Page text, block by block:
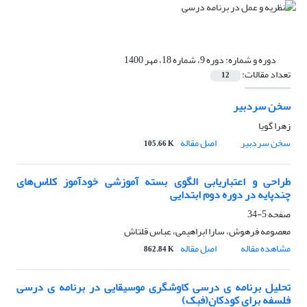
دوره و شماره:دوره 9، شماره 18، مهر 1400
تعداد مقالات: 12
سخن سردبیر
زهرا گویا
سخن سردبیر
اصل مقاله 105.66 K
طراحی و اعتباریابی الگوی بسته آموزشی خودآموز کلاس‌های
چندپایه در دوره دوم ابتدایی
صفحه5-34
معصومه فرهوش، سارا ابراهیمی، عباس قلتاش
مشاهده مقاله
اصل مقاله 862.84 K
تحلیل برنامه ی درسی کاوشگری موسیقایی در برنامه ی درسی
فلسفه برای کودکان(فبک)